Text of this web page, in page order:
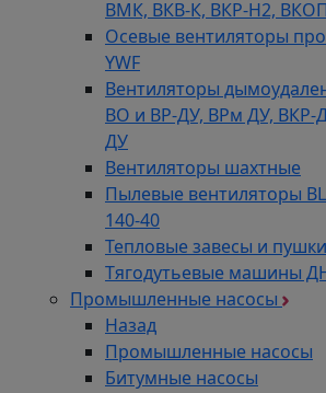
ВМК, ВКВ-К, ВКР-Н2,
Осевые вентиляторы
YWF
Вентиляторы
ВО и ВР-ДУ, ВРм ДУ, ВКР-
ДУ
Вентиляторы шахтные
Пылевые вентиляторы
140-40
Тепловые завесы и пушки
Тягодутьевые машины
Промышленные насосы
Назад
Промышленные насосы
Битумные насосы